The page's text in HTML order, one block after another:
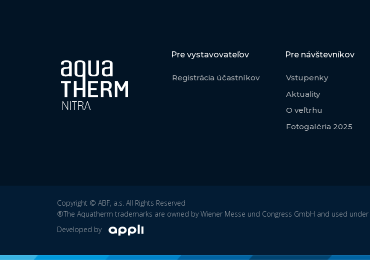
Pre vystavovateľov
Registrácia účastníkov
Pre návštevníkov
Vstupenky
Aktuality
O veľtrhu
Fotogaléria 2025
Copyright © ABF, a.s. All Rights Reserved
®The Aquatherm trademarks are owned by Wiener Messe und Congress GmbH and used under
Developed by